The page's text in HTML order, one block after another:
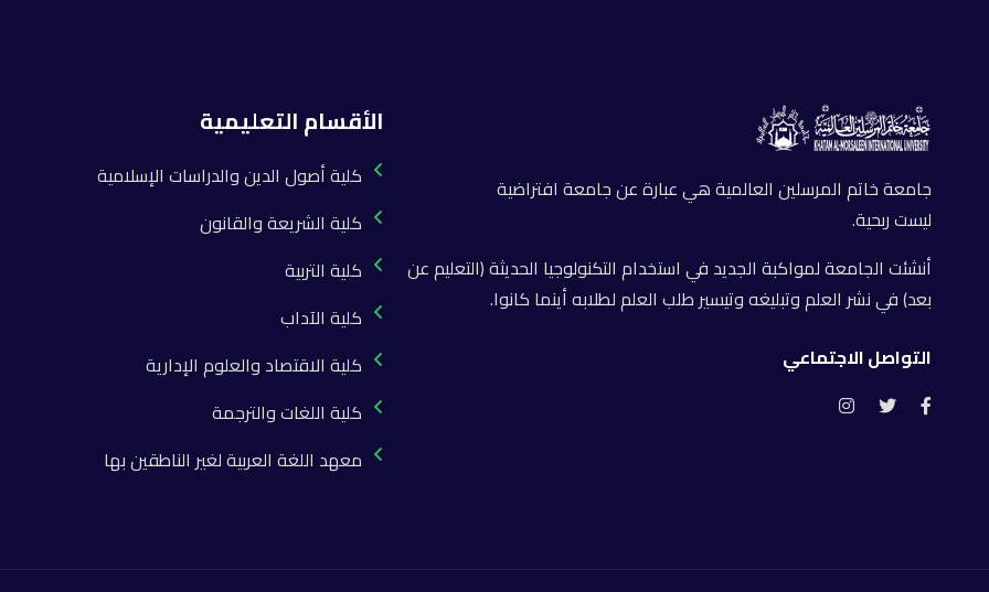
جامعة خاتم المرسلين العالمية هي عبارة عن جامعة افتراضية
ليست ربحية.
أنشئت الجامعة لمواكبة الجديد في استخدام التكنولوجيا الحديثة (التعليم عن
بعد) في نشر العلم وتبليغه وتيسير طلب العلم لطلابه أينما كانوا.
التواصل الاجتماعي
الأقسام التعليمية
كلية أصول الدين والدراسات الإسلامية
كلية الشريعة والقانون
كلية التربية
كلية الآداب
كلية الاقتصاد والعلوم الإدارية
كلية اللغات والترجمة
معهد اللغة العربية لغير الناطقين بها